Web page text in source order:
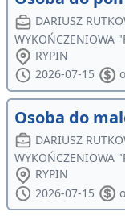
DARIUSZ
WYKOŃCZENIOWA
RYPIN
2026-07-15
Osoba do
DARIUSZ
WYKOŃCZENIOWA
RYPIN
2026-07-15